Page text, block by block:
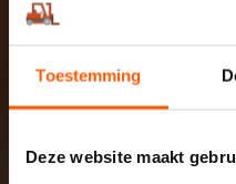
Toestemming
Deze website maakt